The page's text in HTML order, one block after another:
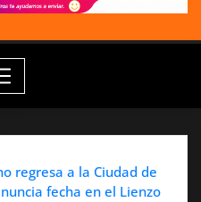
regresa a la Ciudad de
fecha en el Lienzo